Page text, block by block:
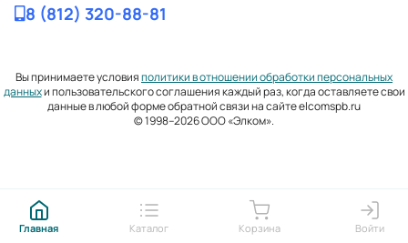
8 (812) 320-88-81
Вы принимаете условияполитики в отношении обработки персональных
данныхи пользовательского соглашения каждый раз, когда оставляете свои
данные в любой форме обратной связи на сайте elcomspb.ru
© 1998–2026 ООО «Элком».
Главная Каталог Корзина Войти